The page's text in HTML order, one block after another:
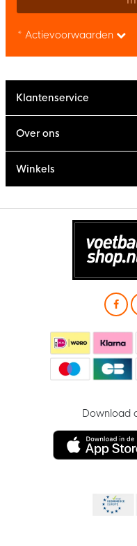
* Actievoorwaarden
Klantenservice
Over ons
Winkels
Download